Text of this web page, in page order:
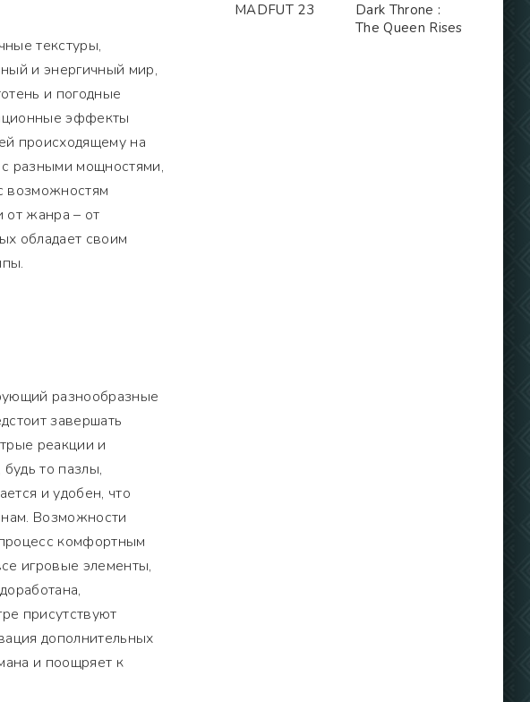
текстуры,
и энергичный мир,
и погодные
эффекты
происходящему на
разными мощностями,
возможностям
от жанра – от
обладает своим
разнообразные
завершать
реакции и
то пазлы,
и удобен, что
Возможности
комфортным
игровые элементы,
присутствуют
дополнительных
и поощряет к
MADFUT 23
Dark Throne :
The Queen Rises